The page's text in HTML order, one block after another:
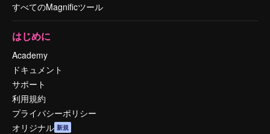
すべてのMagnificツール
はじめに
Academy
ドキュメント
サポート
利用規約
プライバシーポリシー
オリジナル 新規